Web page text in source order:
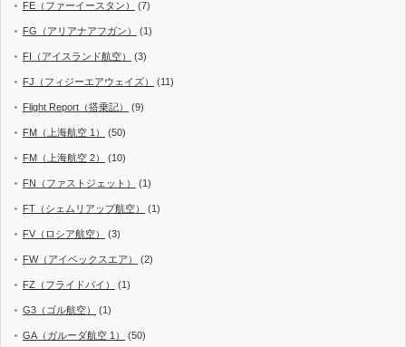
FE（ファーイースタン） (7)
FG（アリアナアフガン） (1)
FI（アイスランド航空） (3)
FJ（フィジーエアウェイズ） (11)
Flight Report（搭乗記） (9)
FM（上海航空 1） (50)
FM（上海航空 2） (10)
FN（ファストジェット） (1)
FT（シェムリアップ航空） (1)
FV（ロシア航空） (3)
FW（アイベックスエア） (2)
FZ（フライドバイ） (1)
G3（ゴル航空） (1)
GA（ガルーダ航空 1） (50)